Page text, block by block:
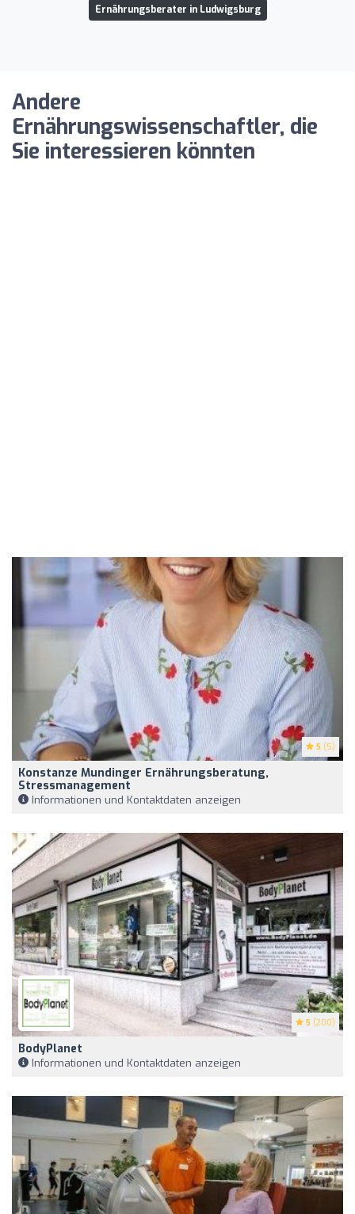
Ernährungsberater in Ludwigsburg
Andere
Ernährungswissenschaftler, die
Sie interessieren könnten
5 (5)
Konstanze Mundinger Ernährungsberatung,
Stressmanagement
Informationen und Kontaktdaten anzeigen
5 (200)
BodyPlanet
Informationen und Kontaktdaten anzeigen